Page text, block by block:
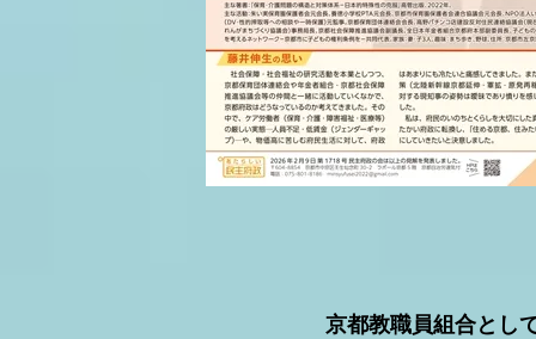
京都教職員組合とし